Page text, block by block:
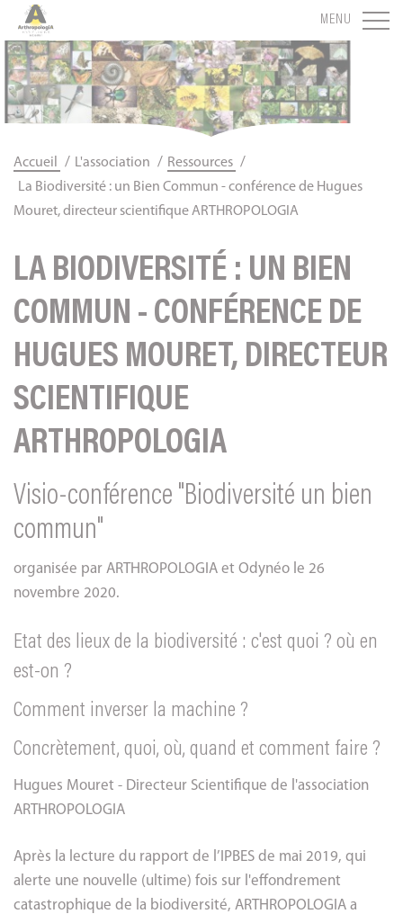
MENU
Accueil / L'association / Ressources /
La Biodiversité : un Bien Commun - conférence de Hugues
Mouret, directeur scientifique ARTHROPOLOGIA
LA BIODIVERSITÉ : UN BIEN
COMMUN - CONFÉRENCE DE
HUGUES MOURET, DIRECTEUR
SCIENTIFIQUE
ARTHROPOLOGIA
Visio-conférence "Biodiversité un bien
commun"
organisée par ARTHROPOLOGIA et Odynéo le 26
novembre 2020.
Etat des lieux de la biodiversité : c'est quoi ? où en
est-on ?
Comment inverser la machine ?
Concrètement, quoi, où, quand et comment faire ?
Hugues Mouret - Directeur Scientifique de l'association
ARTHROPOLOGIA
Après la lecture du rapport de l’IPBES de mai 2019, qui
alerte une nouvelle (ultime) fois sur l'effondrement
catastrophique de la biodiversité, ARTHROPOLOGIA a
Panneau de gestion des cookies